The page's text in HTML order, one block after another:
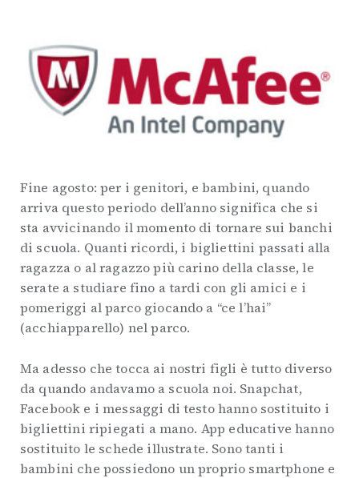
Fine agosto: per i genitori, e bambini, quando
arriva questo periodo dell’anno significa che si
sta avvicinando il momento di tornare sui banchi
di scuola. Quanti ricordi, i bigliettini passati alla
ragazza o al ragazzo più carino della classe, le
serate a studiare fino a tardi con gli amici e i
pomeriggi al parco giocando a “ce l’hai”
(acchiapparello) nel parco.
Ma adesso che tocca ai nostri figli è tutto diverso
da quando andavamo a scuola noi. Snapchat,
Facebook e i messaggi di testo hanno sostituito i
bigliettini ripiegati a mano. App educative hanno
sostituito le schede illustrate. Sono tanti i
bambini che possiedono un proprio smartphone e